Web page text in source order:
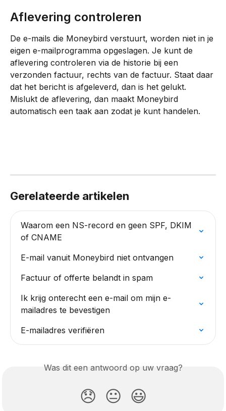
Aflevering controleren
De e-mails die Moneybird verstuurt, worden niet in je
eigen e-mailprogramma opgeslagen. Je kunt de
aflevering controleren via de historie bij een
verzonden factuur, rechts van de factuur. Staat daar
dat het bericht is afgeleverd, dan is het gelukt.
Mislukt de aflevering, dan maakt Moneybird
automatisch een taak aan zodat je kunt handelen.
Gerelateerde artikelen
Waarom een NS-record en geen SPF, DKIM
of CNAME
E-mail vanuit Moneybird niet ontvangen
Factuur of offerte belandt in spam
Ik krijg onterecht een e-mail om mijn e-
mailadres te bevestigen
E-mailadres verifiëren
Was dit een antwoord op uw vraag?
😞 😐 😃